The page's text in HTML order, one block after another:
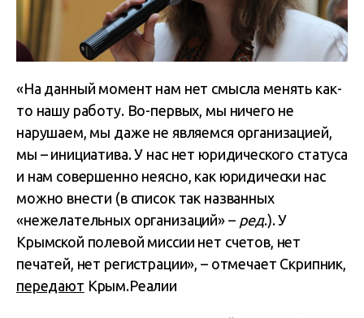
«На данный момент нам нет смысла менять как-
то нашу работу. Во-первых, мы ничего не
нарушаем, мы даже не являемся организацией,
мы – инициатива. У нас нет юридического статуса
и нам совершенно неясно, как юридически нас
можно внести (в список так названных
«нежелательных организаций» –ред.). У
Крымской полевой миссии нет счетов, нет
печатей, нет регистрации», – отмечает Скрипник,
передают Крым.Реалии